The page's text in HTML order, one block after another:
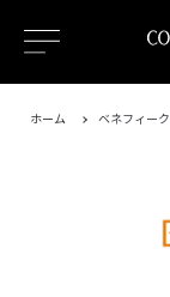
ホーム ベネフィーク